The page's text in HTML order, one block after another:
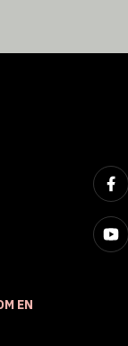
EN